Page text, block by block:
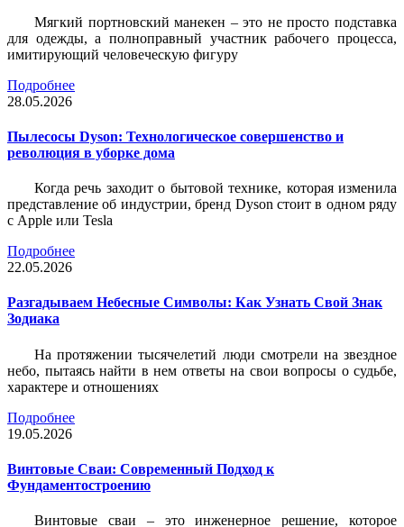
Мягкий портновский манекен – это не просто подставка
для одежды, а полноправный участник рабочего процесса,
имитирующий человеческую фигуру
Подробнее
28.05.2026
Пылесосы Dyson: Технологическое совершенство и
революция в уборке дома
Когда речь заходит о бытовой технике, которая изменила
представление об индустрии, бренд Dyson стоит в одном ряду
с Apple или Tesla
Подробнее
22.05.2026
Разгадываем Небесные Символы: Как Узнать Свой Знак
Зодиака
На протяжении тысячелетий люди смотрели на звездное
небо, пытаясь найти в нем ответы на свои вопросы о судьбе,
характере и отношениях
Подробнее
19.05.2026
Винтовые Сваи: Современный Подход к
Фундаментостроению
Винтовые сваи – это инженерное решение, которое